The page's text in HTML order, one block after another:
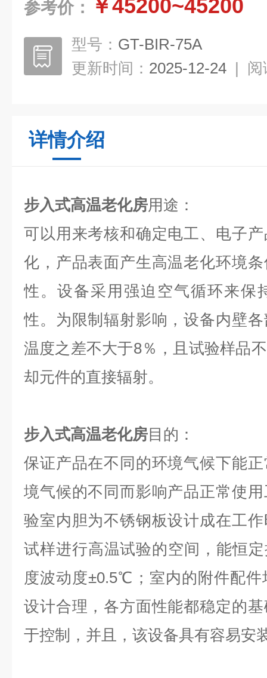
参考价： ￥45200~45200
型号： GT-BIR-75A
更新时间： 2025-12-24 | 阅
详情介绍
步入式高温老化房用途：
可以用来考核和确定电工、电子
化，产品表面产生高温老化环境
性。设备采用强迫空气循环来保
性。为限制辐射影响，设备内壁
温度之差不大于8％，且试验样品
却元件的直接辐射。
步入式高温老化房目的：
保证产品在不同的环境气候下能
境气候的不同而影响产品正常使
验室内胆为不锈钢板设计成在工
试样进行高温试验的空间，能恒
度波动度±0.5℃；室内的附件配
设计合理，各方面性能都稳定的
于控制，并且，该设备具有容易安